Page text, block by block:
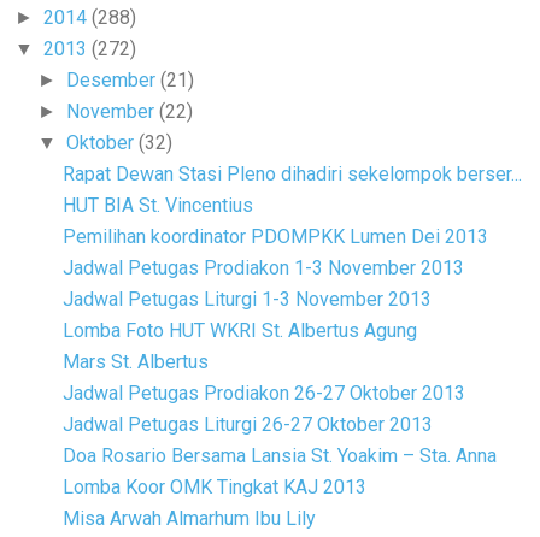
► 2014 (288)
▼ 2013 (272)
► Desember(21)
► November(22)
▼Oktober(32)
Rapat Dewan Stasi Pleno dihadiri sekelompok berser...
HUT BIA St. Vincentius
Pemilihan koordinato​r PDOMPKK Lumen Dei 2013
Jadwal Petugas Prodiakon 1-3 November 2013
Jadwal Petugas Liturgi 1-3 November 2013
Lomba Foto HUT WKRI St. Albertus Agung
Mars St. Albertus
Jadwal Petugas Prodiakon 26-27 Oktober 2013
Jadwal Petugas Liturgi 26-27 Oktober 2013
Doa Rosario Bersama Lansia St. Yoakim – Sta. Anna
Lomba Koor OMK Tingkat KAJ 2013
Misa Arwah Almarhum Ibu Lily